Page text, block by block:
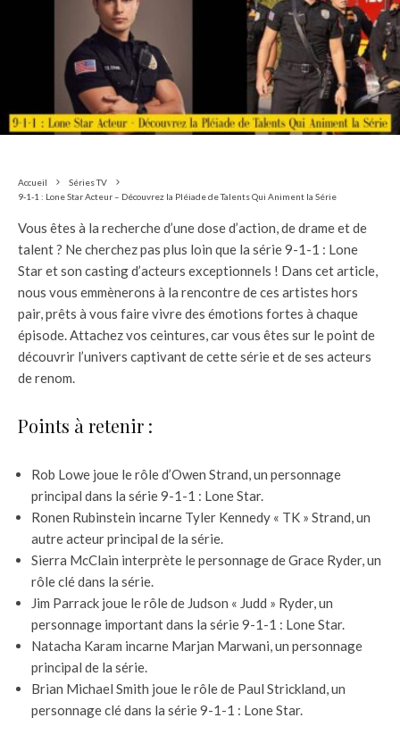
Accueil
Séries TV
9-1-1 : Lone Star Acteur – Découvrez la Pléiade de Talents Qui Animent la Série
Vous êtes à la recherche d’une dose d’action, de drame et de
talent ? Ne cherchez pas plus loin que la série 9-1-1 : Lone
Star et son casting d’acteurs exceptionnels ! Dans cet article,
nous vous emmènerons à la rencontre de ces artistes hors
pair, prêts à vous faire vivre des émotions fortes à chaque
épisode. Attachez vos ceintures, car vous êtes sur le point de
découvrir l’univers captivant de cette série et de ses acteurs
de renom.
Points à retenir :
Rob Lowe joue le rôle d’Owen Strand, un personnage
principal dans la série 9-1-1 : Lone Star.
Ronen Rubinstein incarne Tyler Kennedy « TK » Strand, un
autre acteur principal de la série.
Sierra McClain interprète le personnage de Grace Ryder, un
rôle clé dans la série.
Jim Parrack joue le rôle de Judson « Judd » Ryder, un
personnage important dans la série 9-1-1 : Lone Star.
Natacha Karam incarne Marjan Marwani, un personnage
principal de la série.
Brian Michael Smith joue le rôle de Paul Strickland, un
personnage clé dans la série 9-1-1 : Lone Star.